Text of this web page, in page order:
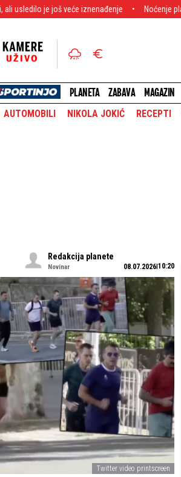
iznenađenje Noćenje plaća 6.000 evra!
PLANETA ZABAVA MAGAZIN
AUTOMOBILI NIKOLA JOKIĆ RECEPTI
Redakcija planete
Novinar 08.07.2026 10:20
Twitter video printscreen